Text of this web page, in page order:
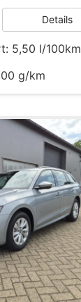
Details
5,50 l/100km
g/km